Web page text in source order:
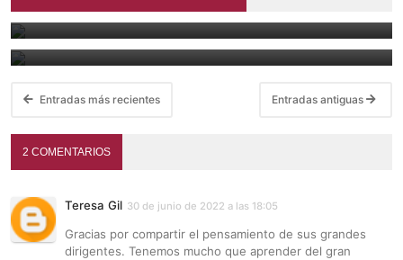
August 3, 2026
July 28, 2026
Entradas más recientes Entradas antiguas
2 COMENTARIOS
Teresa Gil 30 de junio de 2022 a las 18:05
Gracias por compartir el pensamiento de sus grandes
dirigentes. Tenemos mucho que aprender del gran